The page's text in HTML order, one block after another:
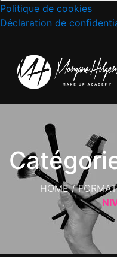
Politique de cookies
Déclaration de
HOME /